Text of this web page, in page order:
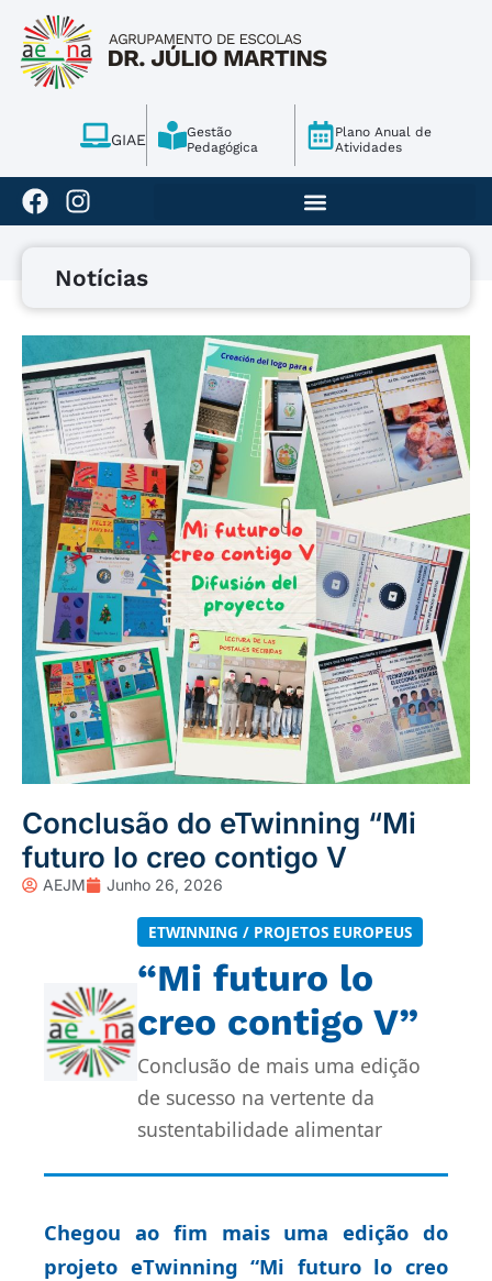
GIAE
Gestão
Pedagógica
Plano Anual de
Atividades
Notícias
Conclusão do eTwinning “Mi
futuro lo creo contigo V
AEJM Junho 26, 2026
ETWINNING / PROJETOS EUROPEUS
“Mi futuro lo
creo contigo V”
Conclusão de mais uma edição
de sucesso na vertente da
sustentabilidade alimentar
Chegou ao fim mais uma edição do
projeto eTwinning “Mi futuro lo creo